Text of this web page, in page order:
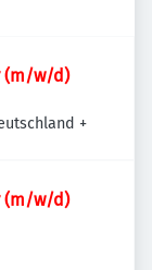
(m/w/d)
+
(m/w/d)